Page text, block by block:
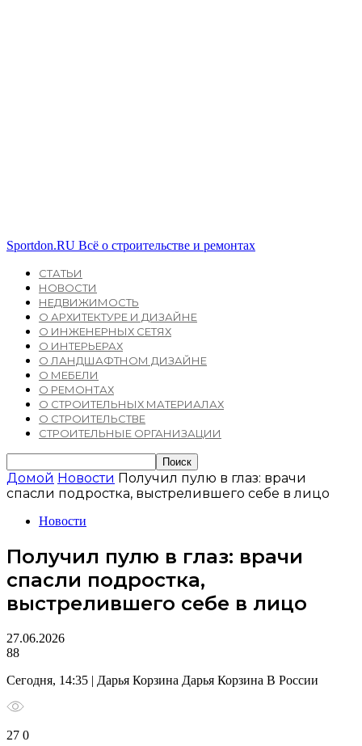
Sportdon.RU Всё о строительстве и ремонтах
СТАТЬИ
НОВОСТИ
НЕДВИЖИМОСТЬ
О АРХИТЕКТУРЕ И ДИЗАЙНЕ
О ИНЖЕНЕРНЫХ СЕТЯХ
О ИНТЕРЬЕРАХ
О ЛАНДШАФТНОМ ДИЗАЙНЕ
О МЕБЕЛИ
О РЕМОНТАХ
О СТРОИТЕЛЬНЫХ МАТЕРИАЛАХ
О СТРОИТЕЛЬСТВЕ
СТРОИТЕЛЬНЫЕ ОРГАНИЗАЦИИ
Домой Новости Получил пулю в глаз: врачи
спасли подростка, выстрелившего себе в лицо
Новости
Получил пулю в глаз: врачи
спасли подростка,
выстрелившего себе в лицо
27.06.2026
88
Сегодня, 14:35 | Дарья Корзина Дарья Корзина В России
27 0